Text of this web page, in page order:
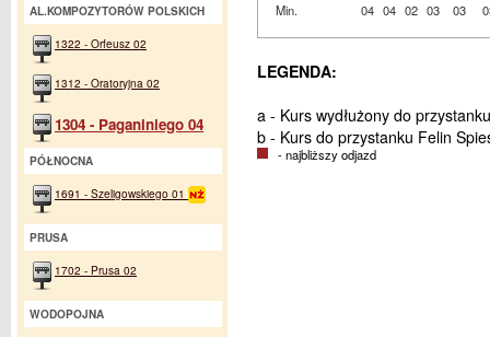
Min.
04 04 02 03 03
LEGENDA:
a - Kurs wydłużony do
b - Kurs do przystanku Felin
- najbliższy odjazd
AL.KOMPOZYTORÓW POLSKICH
1322 - Orfeusz 02
1312 - Oratoryjna 02
1304 - Paganiniego 04
PÓŁNOCNA
1691 - Szeligowskiego 01
PRUSA
1702 - Prusa 02
WODOPOJNA